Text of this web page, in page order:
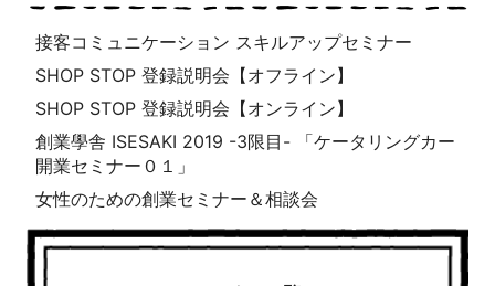
接客コミュニケーション スキルアップセミナー
SHOP STOP 登録説明会【オフライン】
SHOP STOP 登録説明会【オンライン】
創業學舎 ISESAKI 2019 -3限目- 「ケータリングカー
開業セミナー０１」
女性のための創業セミナー＆相談会